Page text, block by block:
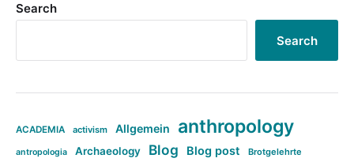
Search
Search
ACADEMIA activism Allgemein anthropology
antropologia Archaeology Blog Blog post Brotgelehrte